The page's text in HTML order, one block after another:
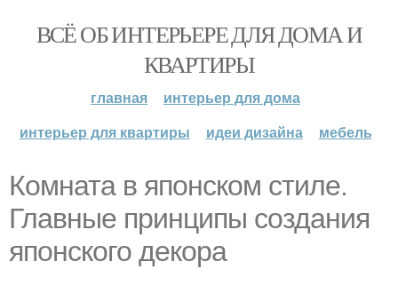
ВСЁ ОБ ИНТЕРЬЕРЕ ДЛЯ ДОМА И
КВАРТИРЫ
главная
интерьер для дома
интерьер для квартиры
идеи дизайна мебель
Комната в японском стиле.
Главные принципы создания
японского декора